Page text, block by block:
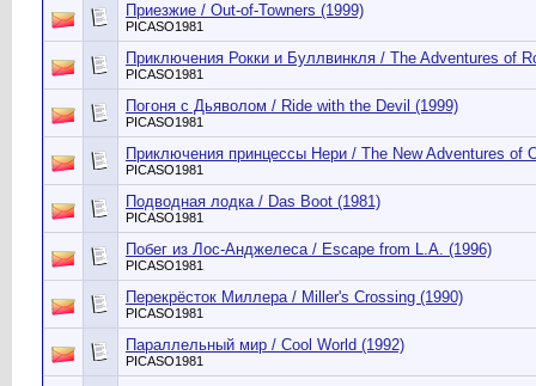
Приезжие / Out-of-Towners (1999)
PICASO1981
Приключения Рокки и Буллвинкля / The Adventures of
PICASO1981
Погоня с Дьяволом / Ride with the Devil (1999)
PICASO1981
Приключения принцессы Нери / The New Adventures of
PICASO1981
Подводная лодка / Das Boot (1981)
PICASO1981
Побег из Лос-Анджелеса / Escape from L.A. (1996)
PICASO1981
Перекрёсток Миллера / Miller's Crossing (1990)
PICASO1981
Параллельный мир / Cool World (1992)
PICASO1981